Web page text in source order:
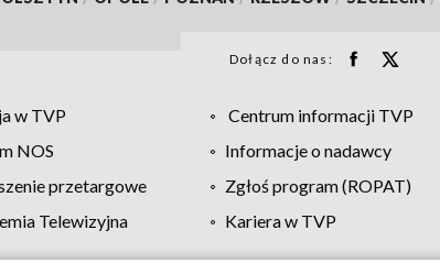
Dołącz do nas:
w TVP Centrum informacji TVP
NOS Informacje o nadawcy
przetargowe Zgłoś program (ROPAT)
Telewizyjna Kariera w TVP